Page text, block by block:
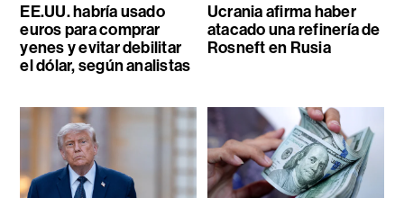
EE.UU. habría usado
euros para comprar
yenes y evitar debilitar
el dólar, según analistas
Ucrania afirma haber
atacado una refinería de
Rosneft en Rusia